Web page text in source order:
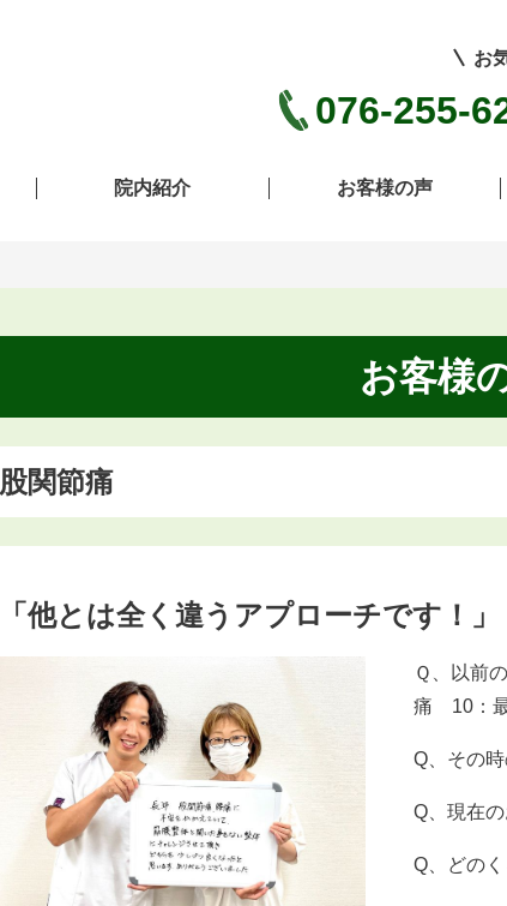
お
076-255-
院内紹介 お客様の声
お客様
股関節痛
「他とは全く違うアプローチです！」
Ｑ、以前
痛 10：
Q、その
Q、現在
Q、どの